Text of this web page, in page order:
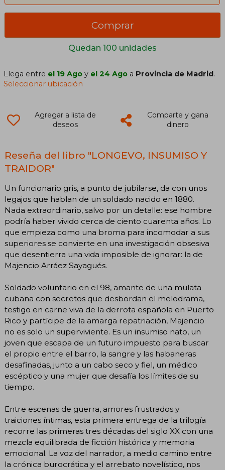
Quedan 100 unidades
Comprar
Llega entre el 19 Ago y el 24 Ago a Provincia de Madrid.
Seleccionar ubicación
Agregar a lista de
deseos
Comparte y gana
dinero
Reseña del libro "LONGEVO, INSUMISO Y
TRAIDOR"
Un funcionario gris, a punto de jubilarse, da con unos
legajos que hablan de un soldado nacido en 1880.
Nada extraordinario, salvo por un detalle: ese hombre
podría haber vivido cerca de ciento cuarenta años. Lo
que empieza como una broma para incomodar a sus
superiores se convierte en una investigación obsesiva
que desentierra una vida imposible de ignorar: la de
Majencio Arráez Sayagués.
Soldado voluntario en el 98, amante de una mulata
cubana con secretos que desbordan el melodrama,
testigo en carne viva de la derrota española en Puerto
Rico y partícipe de la amarga repatriación, Majencio
no es solo un superviviente. Es un insumiso nato, un
joven que escapa de un futuro impuesto para buscar
el propio entre el barro, la sangre y las habaneras
desafinadas, junto a un cabo seco y fiel, un médico
escéptico y una mujer que desafía los límites de su
tiempo.
Entre escenas de guerra, amores frustrados y
traiciones íntimas, esta primera entrega de la trilogía
recorre las primeras tres décadas del siglo XX con una
mezcla equilibrada de ficción histórica y memoria
emocional. La voz del narrador, a medio camino entre
la crónica burocrática y el arrebato novelístico, nos